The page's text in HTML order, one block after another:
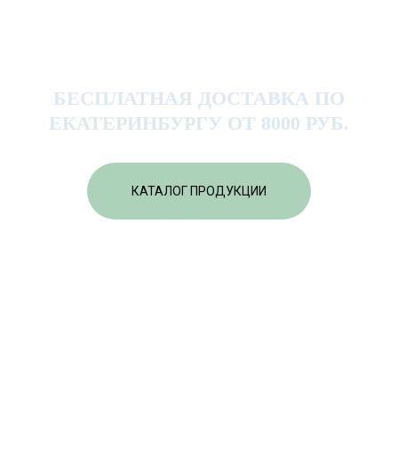
БЕСПЛАТНАЯ ДОСТАВКА ПО
ЕКАТЕРИНБУРГУ ОТ 8000 РУБ.
КАТАЛОГ ПРОДУКЦИИ